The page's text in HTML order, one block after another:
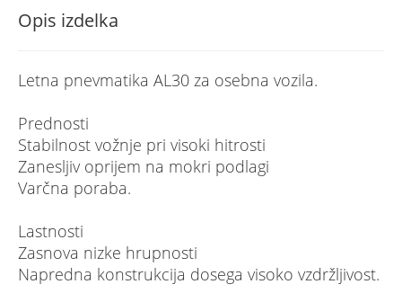
Opis izdelka
Letna pnevmatika AL30 za osebna vozila.
Prednosti
Stabilnost vožnje pri visoki hitrosti
Zanesljiv oprijem na mokri podlagi
Varčna poraba.
Lastnosti
Zasnova nizke hrupnosti
Napredna konstrukcija dosega visoko vzdržljivost.